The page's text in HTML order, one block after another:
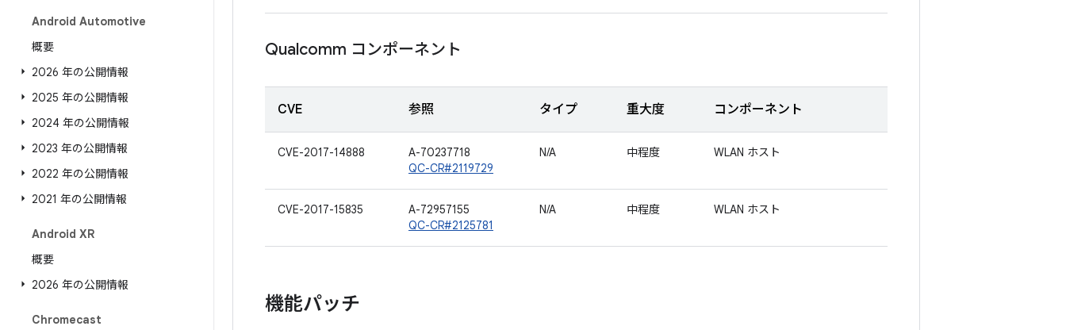
Android Automotive
概要
2026 年の公開情報
2025 年の公開情報
2024 年の公開情報
2023 年の公開情報
2022 年の公開情報
2021 年の公開情報
Android XR
概要
2026 年の公開情報
Chromecast
Qualcomm コンポーネント
CVE 参照 タイプ 重大度 コンポーネント
CVE-2017-14888
A-70237718
QC-CR#2119729
N/A 中程度 WLAN ホスト
CVE-2017-15835
A-72957155
QC-CR#2125781
N/A 中程度 WLAN ホスト
機能パッチ